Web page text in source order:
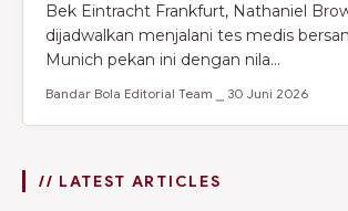
Bek Eintracht Frankfurt, Nathaniel
dijadwalkan menjalani tes medis
Munich pekan ini dengan nila...
Bandar Bola Editorial Team ⎯ 30 Juni 2026
// LATEST ARTICLES